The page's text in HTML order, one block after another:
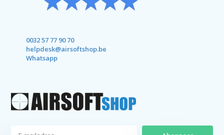
0032 57 77 90 70
helpdesk@airsoftshop.be
Whatsapp